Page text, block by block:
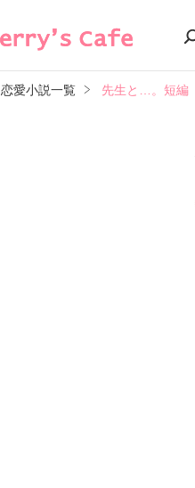
恋愛小説一覧 先生と…。短編